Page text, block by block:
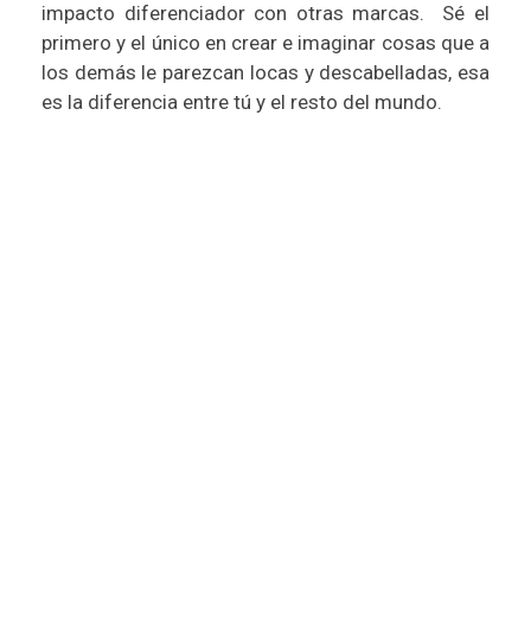
impacto diferenciador con otras marcas. Sé el
primero y el único en crear e imaginar cosas que a
los demás le parezcan locas y descabelladas, esa
es la diferencia entre tú y el resto del mundo.